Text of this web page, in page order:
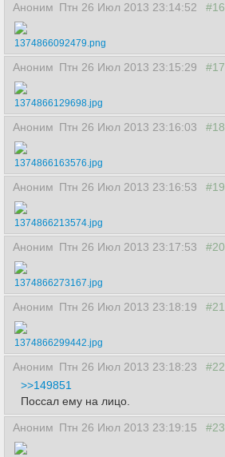
Аноним Птн 26 Июл 2013 23:14:52 #16
1374866092479.png
Аноним Птн 26 Июл 2013 23:15:29 #17
1374866129698.jpg
Аноним Птн 26 Июл 2013 23:16:03 #18
1374866163576.jpg
Аноним Птн 26 Июл 2013 23:16:53 #19
1374866213574.jpg
Аноним Птн 26 Июл 2013 23:17:53 #20
1374866273167.jpg
Аноним Птн 26 Июл 2013 23:18:19 #21
1374866299442.jpg
Аноним Птн 26 Июл 2013 23:18:23 #22
>>149851
Поссал ему на лицо.
Аноним Птн 26 Июл 2013 23:19:15 #23